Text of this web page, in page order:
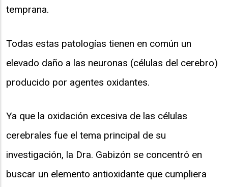
temprana.
Todas estas patologías tienen en común un
elevado daño a las neuronas (células del cerebro)
producido por agentes oxidantes.
Ya que la oxidación excesiva de las células
cerebrales fue el tema principal de su
investigación, la Dra. Gabizón se concentró en
buscar un elemento antioxidante que cumpliera